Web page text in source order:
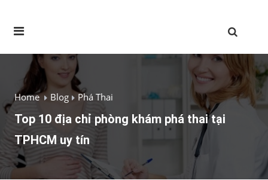
Home Blog Phá Thai
Top 10 địa chỉ phòng khám phá thai tại
TPHCM uy tín